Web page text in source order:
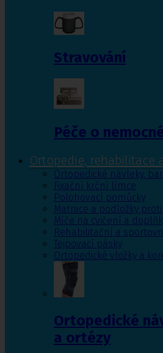
Stravování
Péče o
Ortopedie, rehabilitace
Ortopedické návleky,
Fixační krční límce
Polohovací pomůcky
Matrace a podložky
Míče na cvičení a
Rehabilitační a
Tejpovací pásky
Ortopedické vložky a
Ortopedické
a ortézy